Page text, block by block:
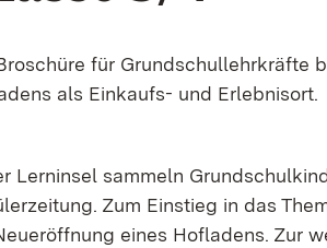
für Grundschullehrkräfte
als Einkaufs- und Erlebnisort.
Lerninsel sammeln
Zum Einstieg in das
eines Hofladens. Zur